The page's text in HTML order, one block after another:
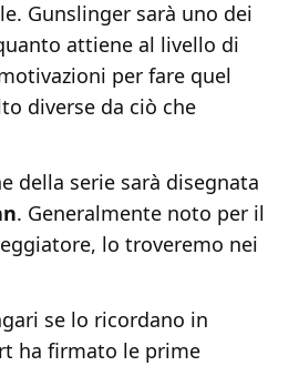
Gunslinger sarà uno dei
attiene al livello di
per fare quel
diverse da ciò che
della serie sarà disegnata
. Generalmente noto per il
lo troveremo nei
se lo ricordano in
ha firmato le prime